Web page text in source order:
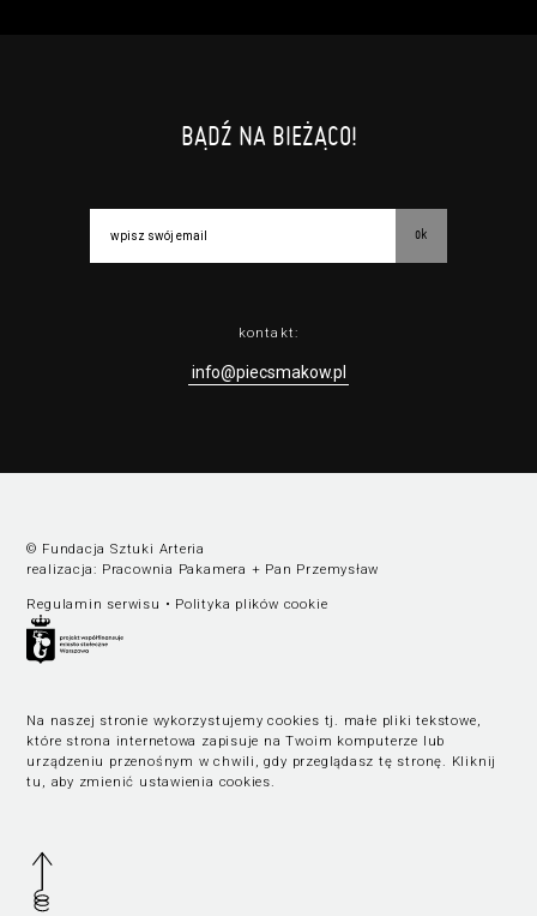
BĄDŹ NA BIEŻĄCO!
ok
kontakt:
info@piecsmakow.pl
© Fundacja Sztuki Arteria
realizacja: Pracownia Pakamera + Pan Przemysław
Regulamin serwisu • Polityka plików cookie
Na naszej stronie wykorzystujemy cookies tj. małe pliki tekstowe,
które strona internetowa zapisuje na Twoim komputerze lub
urządzeniu przenośnym w chwili, gdy przeglądasz tę stronę. Kliknij
tu, aby zmienić ustawienia cookies.